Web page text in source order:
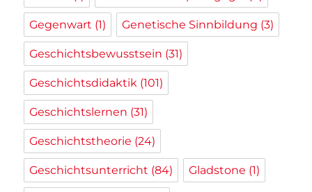
Gegenwart (1) Genetische Sinnbildung (3)
Geschichtsbewusstsein (31)
Geschichtsdidaktik (101)
Geschichtslernen (31)
Geschichtstheorie (24)
Geschichtsunterricht (84) Gladstone (1)